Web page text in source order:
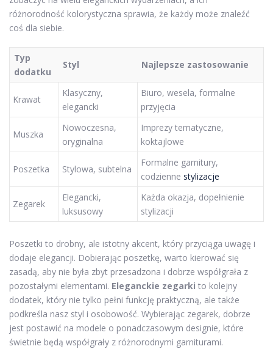
różnorodność kolorystyczna sprawia, że każdy może znaleźć
coś dla siebie.
Typ
dodatku
Styl Najlepsze zastosowanie
Krawat
Klasyczny,
elegancki
Biuro, wesela, formalne
przyjęcia
Muszka
Nowoczesna,
oryginalna
Imprezy tematyczne,
koktajlowe
Poszetka Stylowa, subtelna
Formalne garnitury,
codzienne stylizacje
Zegarek
Elegancki,
luksusowy
Każda okazja, dopełnienie
stylizacji
Poszetki to drobny, ale istotny akcent, który przyciąga uwagę i
dodaje elegancji. Dobierając poszetkę, warto kierować się
zasadą, aby nie była zbyt przesadzona i dobrze współgrała z
pozostałymi elementami. Eleganckie zegarki to kolejny
dodatek, który nie tylko pełni funkcję praktyczną, ale także
podkreśla nasz styl i osobowość. Wybierając zegarek, dobrze
jest postawić na modele o ponadczasowym designie, które
świetnie będą współgrały z różnorodnymi garniturami.